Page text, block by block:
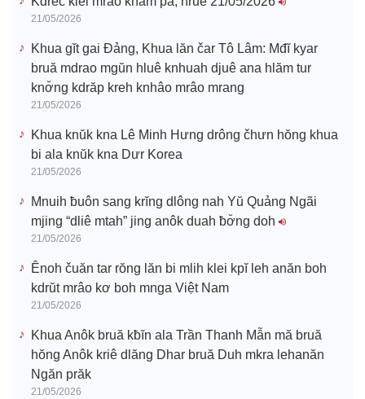
21/05/2026
Khua gĭt gai Đảng, Khua lăn čar Tô Lâm: Mđĭ kyar
bruă mdrao mgŭn hluê knhuah djuê ana hlăm tur
knơ̆ng kdrăp kreh knhâo mrâo mrang
21/05/2026
Khua knŭk kna Lê Minh Hưng drông čhưn hŏng khua
bi ala knŭk kna Dưr Korea
21/05/2026
Mnuih ƀuôn sang krĭng dlông nah Yŭ Quảng Ngãi
mjing “dliê mtah” jing anôk duah ƀơ̆ng doh
21/05/2026
Ênoh čuăn tar rŏng lăn bi mlih klei kpĭ leh anăn boh
kdrŭt mrâo kơ boh mnga Việt Nam
21/05/2026
Khua Anôk bruă kƀĭn ala Trần Thanh Mẫn mă bruă
hŏng Anôk kriê dlăng Dhar bruă Duh mkra lehanăn
Ngăn prăk
21/05/2026